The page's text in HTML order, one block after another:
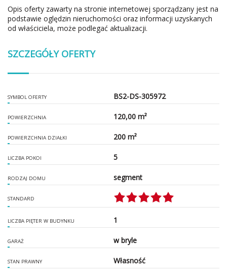
Opis oferty zawarty na stronie internetowej sporządzany jest na
podstawie oględzin nieruchomości oraz informacji uzyskanych
od właściciela, może podlegać aktualizacji.
SZCZEGÓŁY OFERTY
SYMBOL OFERTY BS2-DS-305972
POWIERZCHNIA 120,00 m²
POWIERZCHNIA DZIAŁKI 200 m²
LICZBA POKOI 5
RODZAJ DOMU segment
STANDARD
LICZBA PIĘTER W BUDYNKU 1
GARAŻ w bryle
STAN PRAWNY Własność